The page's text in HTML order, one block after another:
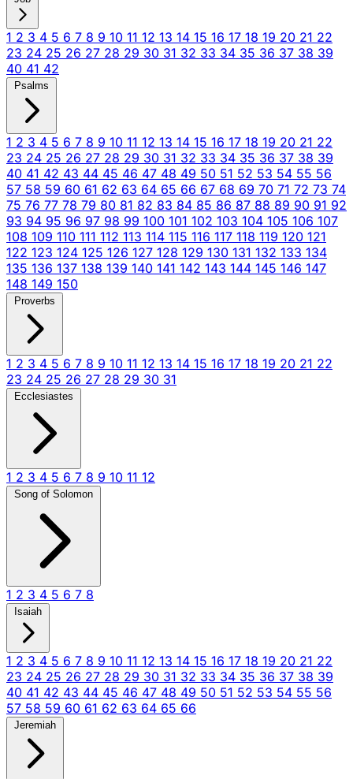
1 2 3 4 5 6 7 8 9 10 11 12 13 14 15 16 17 18 19 20 21 22
23 24 25 26 27 28 29 30 31 32 33 34 35 36 37 38 39
40 41 42
Psalms
1 2 3 4 5 6 7 8 9 10 11 12 13 14 15 16 17 18 19 20 21 22
23 24 25 26 27 28 29 30 31 32 33 34 35 36 37 38 39
40 41 42 43 44 45 46 47 48 49 50 51 52 53 54 55 56
57 58 59 60 61 62 63 64 65 66 67 68 69 70 71 72 73 74
75 76 77 78 79 80 81 82 83 84 85 86 87 88 89 90 91 92
93 94 95 96 97 98 99 100 101 102 103 104 105 106 107
108 109 110 111 112 113 114 115 116 117 118 119 120 121
122 123 124 125 126 127 128 129 130 131 132 133 134
135 136 137 138 139 140 141 142 143 144 145 146 147
148 149 150
Proverbs
1 2 3 4 5 6 7 8 9 10 11 12 13 14 15 16 17 18 19 20 21 22
23 24 25 26 27 28 29 30 31
Ecclesiastes
1 2 3 4 5 6 7 8 9 10 11 12
Song of Solomon
1 2 3 4 5 6 7 8
Isaiah
1 2 3 4 5 6 7 8 9 10 11 12 13 14 15 16 17 18 19 20 21 22
23 24 25 26 27 28 29 30 31 32 33 34 35 36 37 38 39
40 41 42 43 44 45 46 47 48 49 50 51 52 53 54 55 56
57 58 59 60 61 62 63 64 65 66
Jeremiah